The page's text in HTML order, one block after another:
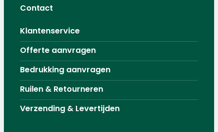
Contact
Klantenservice
Offerte aanvragen
Bedrukking aanvragen
Ruilen & Retourneren
Verzending & Levertijden